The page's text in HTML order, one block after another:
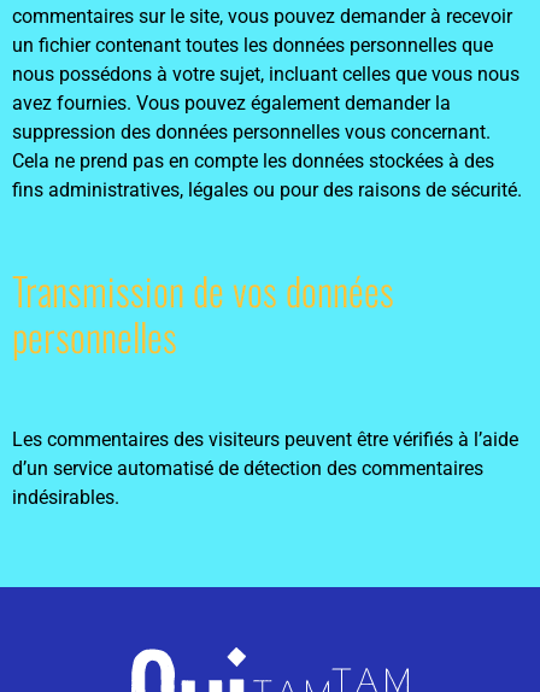
commentaires sur le site, vous pouvez demander à recevoir
un fichier contenant toutes les données personnelles que
nous possédons à votre sujet, incluant celles que vous nous
avez fournies. Vous pouvez également demander la
suppression des données personnelles vous concernant.
Cela ne prend pas en compte les données stockées à des
fins administratives, légales ou pour des raisons de sécurité.
Transmission de vos données
personnelles
Les commentaires des visiteurs peuvent être vérifiés à l’aide
d’un service automatisé de détection des commentaires
indésirables.